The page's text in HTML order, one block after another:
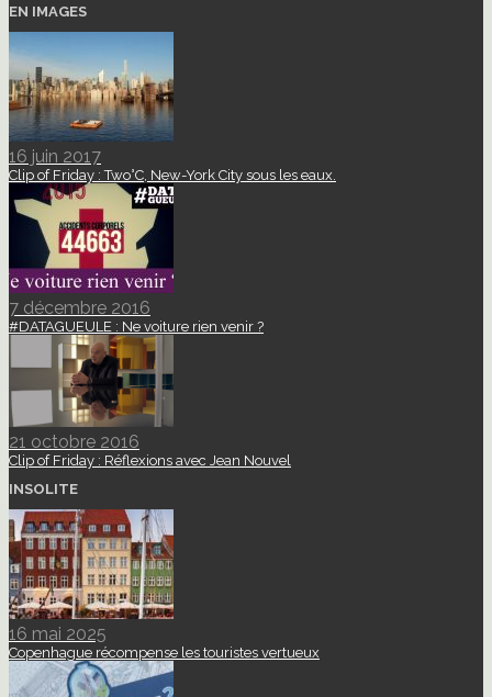
EN IMAGES
16 juin 2017
Clip of Friday : Two°C, New-York City sous les eaux.
7 décembre 2016
#DATAGUEULE : Ne voiture rien venir ?
21 octobre 2016
Clip of Friday : Réflexions avec Jean Nouvel
INSOLITE
16 mai 2025
Copenhague récompense les touristes vertueux